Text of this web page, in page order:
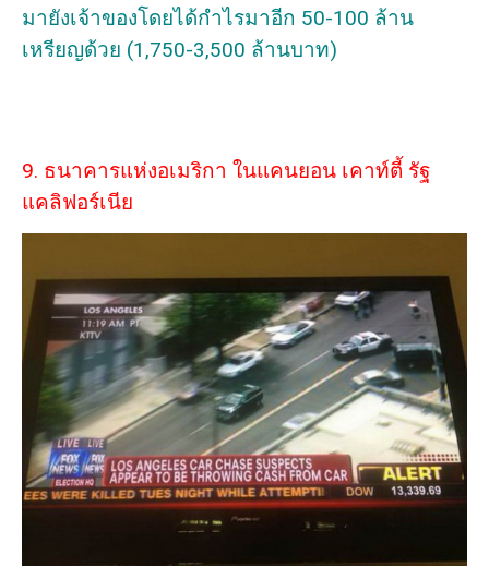
มายังเจ้าของโดยได้กำไรมาอีก 50-100 ล้าน
เหรียญด้วย (1,750-3,500 ล้านบาท)
9. ธนาคารแห่งอเมริกา ในแคนยอน เคาท์ตี้ รัฐ
แคลิฟอร์เนีย